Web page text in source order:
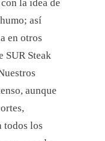
la idea de
así
en otros
SUR Steak
aunque
todos los